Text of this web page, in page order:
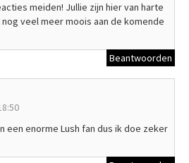
meiden! Jullie zijn hier van harte
veel meer moois aan de komende
Beantwoorden
een enorme Lush fan dus ik doe zeker